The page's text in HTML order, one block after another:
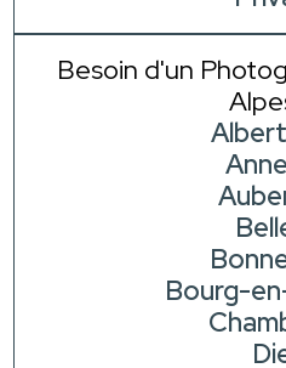
Besoin d'un
Bourg-